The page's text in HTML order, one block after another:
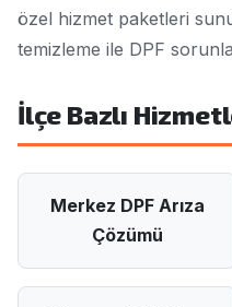
özel hizmet paketleri
temizleme ile DPF
İlçe Bazlı
Merkez DPF Arıza
Çözümü